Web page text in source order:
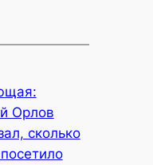
Орлов
сколько